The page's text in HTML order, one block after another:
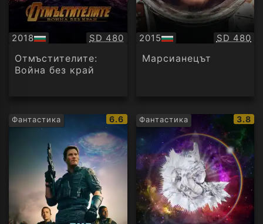
2018
БГ
аудио
Качество:
SD 480
Отмъстителите:
Война без край
2015
БГ
аудио
SD 480
Марсианецът
Фантастика
IMDb
рейтинг:
6.6 Фантастика
IMDb
3.8